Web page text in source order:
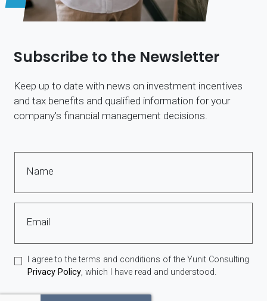
Subscribe to the Newsletter
Keep up to date with news on investment incentives
and tax benefits and qualified information for your
company's financial management decisions.
Name
Email
I agree to the terms and conditions of the Yunit Consulting
Privacy Policy, which I have read and understood.